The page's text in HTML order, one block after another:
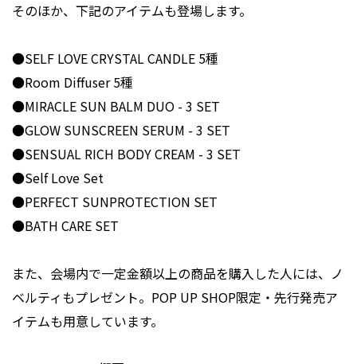
そのほか、下記のアイテムも登場します。
●SELF LOVE CRYSTAL CANDLE 5種
●Room Diffuser 5種
●MIRACLE SUN BALM DUO - 3 SET
●GLOW SUNSCREEN SERUM - 3 SET
●SENSUAL RICH BODY CREAM - 3 SET
●Self Love Set
●PERFECT SUNPROTECTION SET
●BATH CARE SET
また、会場内で一定金額以上の商品を購入した人には、ノ
ベルティもプレゼント。POP UP SHOP限定・先行発売ア
イテムも用意しています。